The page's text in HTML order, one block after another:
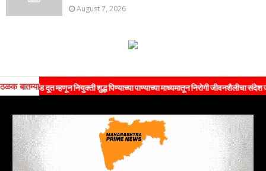
August 7, 2026
ठळक बातम्या
दूत म्हणून नियुक्ती शुद्ध पिण्याच्या पाण्याच्या माध्यमातून निरोगी जीवनशैलीचा संदेश जनतेपर्यंत